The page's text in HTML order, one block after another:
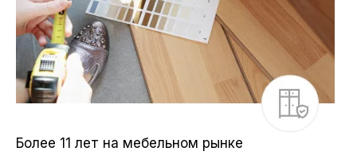
Более 11 лет на мебельном рынке